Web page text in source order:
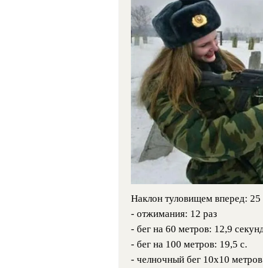
Наклон туловищем вперед: 25
- отжимания: 12 раз
- бег на 60 метров: 12,9
- бег на 100 метров: 19,5 с.
- челночный бег 10х10